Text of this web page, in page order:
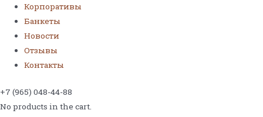
Корпоративы
Банкеты
Новости
Отзывы
Контакты
+7 (965) 048-44-88
No products in the cart.